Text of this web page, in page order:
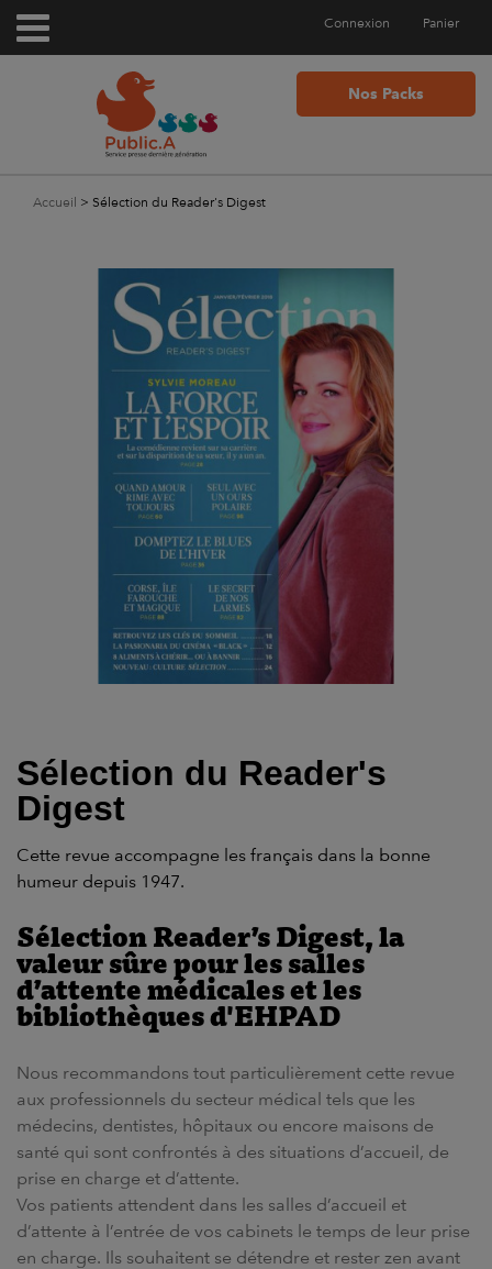
Panier
Connexion
Nos Packs
Accueil > Sélection du Reader's Digest
Sélection du Reader's
Digest
Cette revue accompagne les français dans la bonne
humeur depuis 1947.
Sélection Reader’s Digest, la
valeur sûre pour les salles
d’attente médicales et les
bibliothèques d'EHPAD
Nous recommandons tout particulièrement cette revue
aux professionnels du secteur médical tels que les
médecins, dentistes, hôpitaux ou encore maisons de
santé qui sont confrontés à des situations d’accueil, de
prise en charge et d’attente.
Vos patients attendent dans les salles d’accueil et
d’attente à l’entrée de vos cabinets le temps de leur prise
en charge. Ils souhaitent se détendre et rester zen avant